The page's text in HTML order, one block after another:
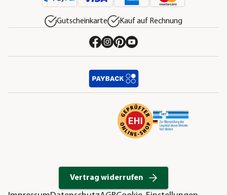
Gutscheinkarte Kauf auf Rechnung
Vertrag widerrufen